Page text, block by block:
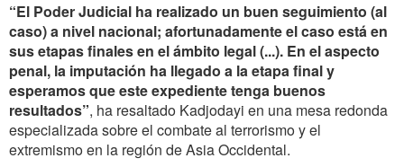
“El Poder Judicial ha realizado un buen seguimiento (al
caso) a nivel nacional; afortunadamente el caso está en
sus etapas finales en el ámbito legal (...). En el aspecto
penal, la imputación ha llegado a la etapa final y
esperamos que este expediente tenga buenos
resultados”, ha resaltado Kadjodayi en una mesa redonda
especializada sobre el combate al terrorismo y el
extremismo en la región de Asia Occidental.